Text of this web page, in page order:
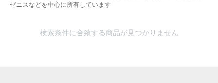
ゼニスなどを中心に所有しています
検索条件に合致する商品が見つかりません